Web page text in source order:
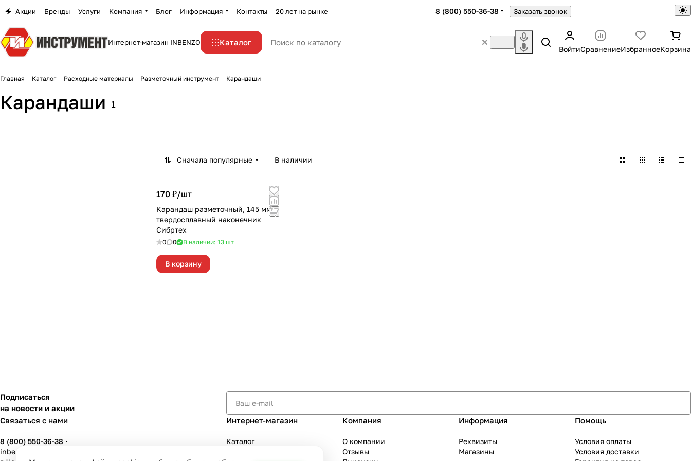
Акции Бренды Услуги Компания Блог Информация Контакты 20 лет на рынке 8 (800) 550-36-38 Заказать звонок
Интернет-магазин INBENZO Каталог
ВойтиСравнениеИзбранноеКорзина
Главная Каталог Расходные материалы Разметочный инструмент Карандаши
Карандаши 1
Сначала популярные В наличии
170 ₽/шт
Карандаш разметочный, 145 мм,
твердосплавный наконечник
Сибртех
0 0 В наличии: 13 шт
В корзину
Подписаться
на новости и акции
Связаться с нами
8 (800) 550-36-38
inbenzo35@list.ru
Интернет-магазин
Каталог
Компания
О компании
Отзывы
Информация
Реквизиты
Магазины
Помощь
Условия оплаты
Условия доставки